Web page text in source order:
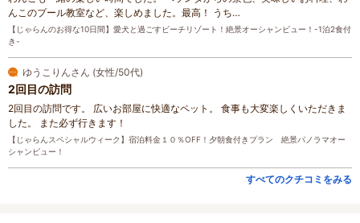
んこのプール教室など、楽しめました。最高！ うち…
【じゃらんのお得な10日間】愛犬と過ごすビーチリゾート！絶景オーシャンビュー！-1泊2食付
き-
ゆうこりんさん (女性/50代)
2回目の訪問
2回目の訪問です。 広いお部屋に快適なペット。 食事も大変楽しくいただきま
した。 また必ず行きます！
【じゃらんスペシャルウィーク】宿泊料金１０％OFF！夕朝食付きプラン 絶景パノラマオー
シャンビュー！
すべてのクチコミをみる